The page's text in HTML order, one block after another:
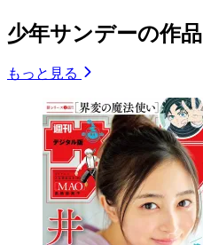
少年サンデーの作品
もっと見る